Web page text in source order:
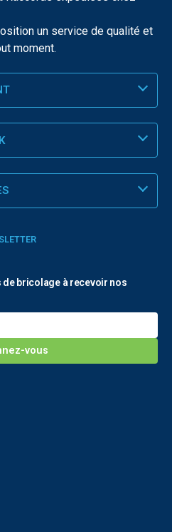
un service de qualité et
moment.
bricolage à recevoir nos